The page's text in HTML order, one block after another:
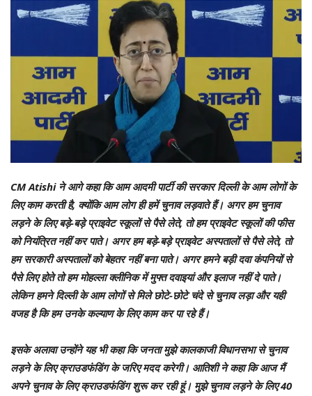
CM Atishi ने आगे कहा कि आम आदमी पार्टी की सरकार दिल्ली के आम लोगों के
लिए काम करती है, क्योंकि आम लोग ही हमें चुनाव लड़वाते हैं। अगर हम चुनाव
लड़ने के लिए बड़े-बड़े प्राइवेट स्कूलों से पैसे लेते, तो हम प्राइवेट स्कूलों की फीस
को नियंत्रित नहीं कर पाते। अगर हम बड़े-बड़े प्राइवेट अस्पतालों से पैसे लेते, तो
हम सरकारी अस्पतालों को बेहतर नहीं बना पाते। अगर हमने बड़ी दवा कंपनियों से
पैसे लिए होते तो हम मोहल्ला क्लीनिक में मुफ्त दवाइयां और इलाज नहीं दे पाते।
लेकिन हमने दिल्ली के आम लोगों से मिले छोटे-छोटे चंदे से चुनाव लड़ा और यही
वजह है कि हम उनके कल्याण के लिए काम कर पा रहे हैं।
इसके अलावा उन्होंने यह भी कहा कि जनता मुझे कालकाजी विधानसभा से चुनाव
लड़ने के लिए क्राउडफंडिंग के जरिए मदद करेगी। आतिशी ने कहा कि आज मैं
अपने चुनाव के लिए क्राउडफंडिंग शुरू कर रही हूं। मुझे चुनाव लड़ने के लिए 40